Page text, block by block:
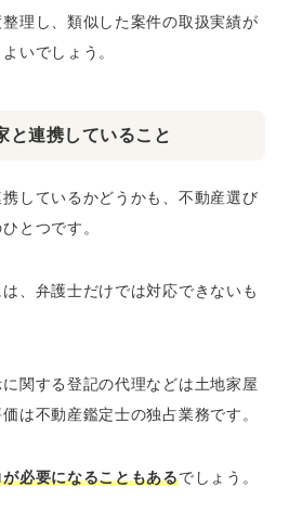
理し、類似した案件の取扱実績が
いでしょう。
と連携していること
しているかどうかも、不動産選び
とつです。
、弁護士だけでは対応できないも
関する登記の代理などは土地家屋
は不動産鑑定士の独占業務です。
必要になることもあるでしょう。